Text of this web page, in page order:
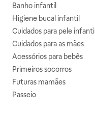
Banho infantil
Higiene bucal infantil
Cuidados para pele infantil
Cuidados para as mães
Acessórios para bebês
Primeiros socorros
Futuras mamães
Passeio